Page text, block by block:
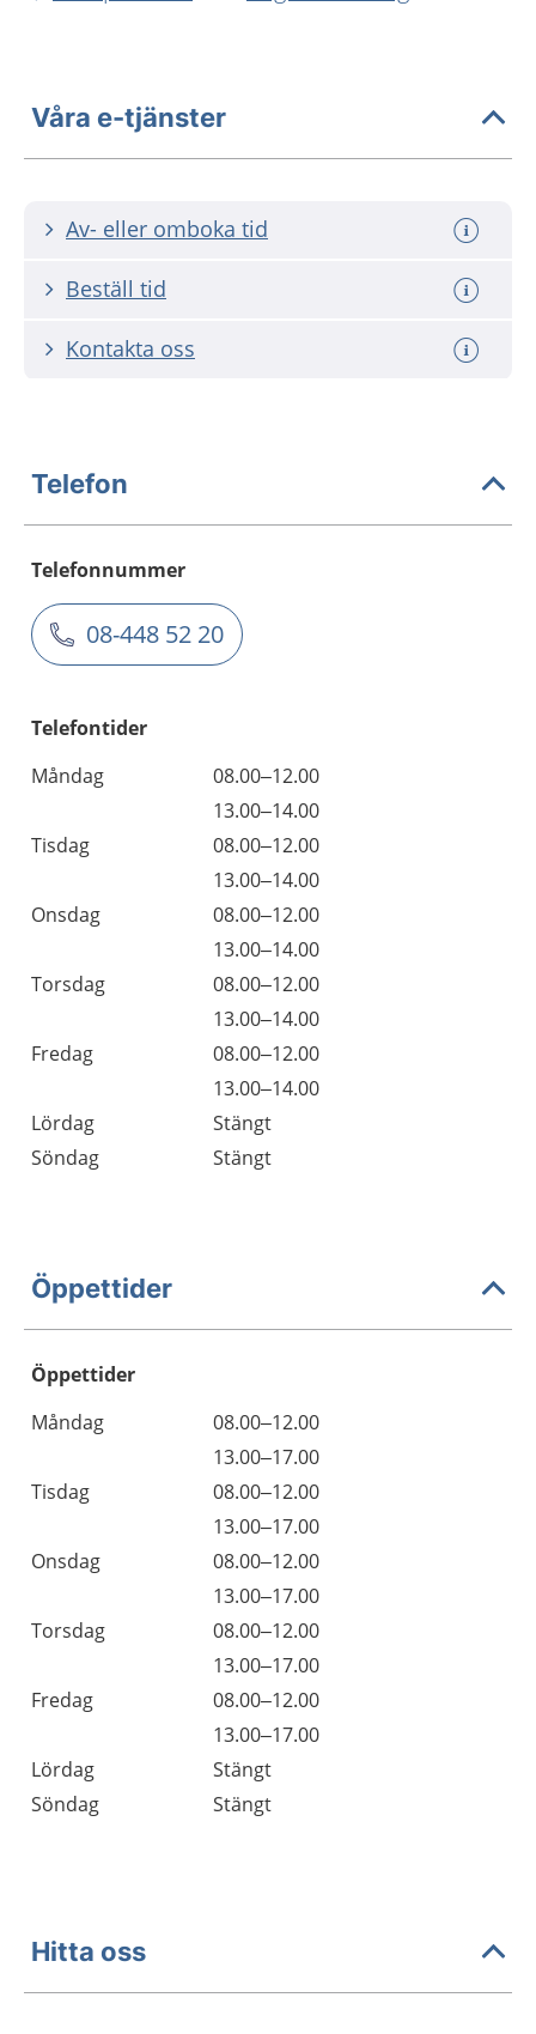
Våra e-tjänster
Av- eller omboka tid
Beställ tid
Kontakta oss
Telefon
Telefonnummer
08-448 52 20
Telefontider
Måndag
08.00–12.00
13.00–14.00
Tisdag
08.00–12.00
13.00–14.00
Onsdag
08.00–12.00
13.00–14.00
Torsdag
08.00–12.00
13.00–14.00
Fredag
08.00–12.00
13.00–14.00
Lördag
Stängt
Söndag
Stängt
Öppettider
Öppettider
Dag
Öppettider
Kommentarer
Måndag
08.00–12.00
13.00–17.00
Tisdag
08.00–12.00
13.00–17.00
Onsdag
08.00–12.00
13.00–17.00
Torsdag
08.00–12.00
13.00–17.00
Fredag
08.00–12.00
13.00–17.00
Lördag
Stängt
Söndag
Stängt
Hitta oss